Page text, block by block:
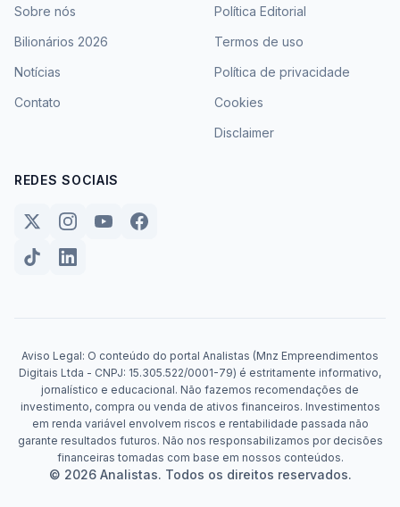
Sobre nós
Bilionários 2026
Notícias
Contato
Política Editorial
Termos de uso
Política de privacidade
Cookies
Disclaimer
REDES SOCIAIS
Aviso Legal: O conteúdo do portal Analistas (Mnz Empreendimentos
Digitais Ltda - CNPJ: 15.305.522/0001-79) é estritamente informativo,
jornalístico e educacional. Não fazemos recomendações de
investimento, compra ou venda de ativos financeiros. Investimentos
em renda variável envolvem riscos e rentabilidade passada não
garante resultados futuros. Não nos responsabilizamos por decisões
financeiras tomadas com base em nossos conteúdos.
© 2026 Analistas. Todos os direitos reservados.